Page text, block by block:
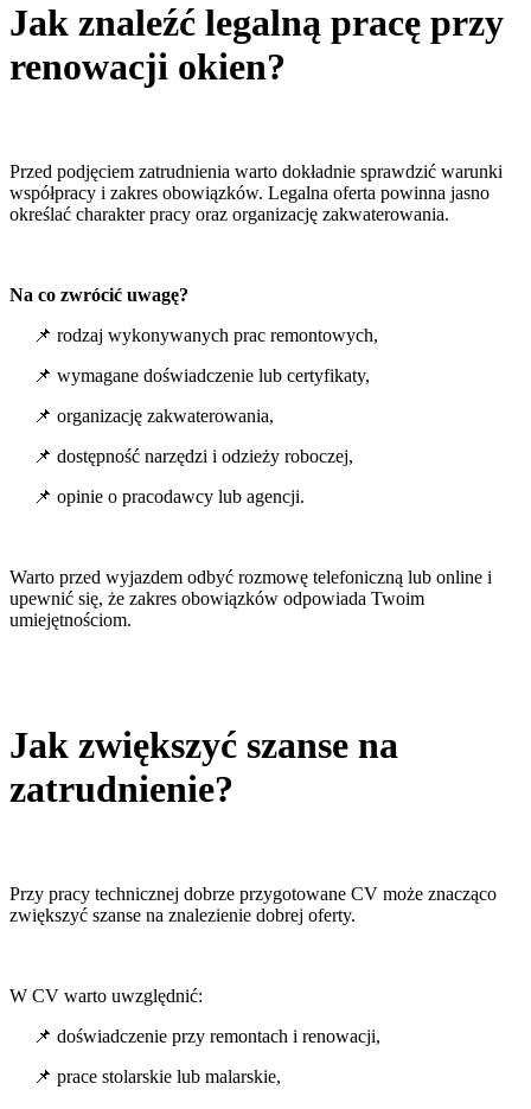
Jak znaleźć legalną pracę przy
renowacji okien?
Przed podjęciem zatrudnienia warto dokładnie sprawdzić warunki
współpracy i zakres obowiązków. Legalna oferta powinna jasno
określać charakter pracy oraz organizację zakwaterowania.
Na co zwrócić uwagę?
📌 rodzaj wykonywanych prac remontowych,
📌 wymagane doświadczenie lub certyfikaty,
📌 organizację zakwaterowania,
📌 dostępność narzędzi i odzieży roboczej,
📌 opinie o pracodawcy lub agencji.
Warto przed wyjazdem odbyć rozmowę telefoniczną lub online i
upewnić się, że zakres obowiązków odpowiada Twoim
umiejętnościom.
Jak zwiększyć szanse na
zatrudnienie?
Przy pracy technicznej dobrze przygotowane CV może znacząco
zwiększyć szanse na znalezienie dobrej oferty.
W CV warto uwzględnić:
📌 doświadczenie przy remontach i renowacji,
📌 prace stolarskie lub malarskie,